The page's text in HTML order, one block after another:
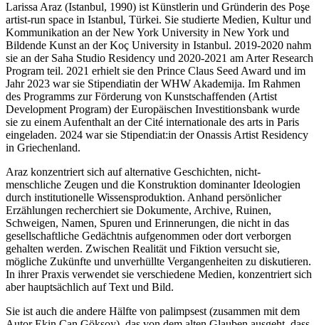
Larissa Araz (Istanbul, 1990) ist Künstlerin und Gründerin des Poşe
artist-run space in Istanbul, Türkei. Sie studierte Medien, Kultur und
Kommunikation an der New York University in New York und
Bildende Kunst an der Koç University in Istanbul. 2019-2020 nahm
sie an der Saha Studio Residency und 2020-2021 am Arter Research
Program teil. 2021 erhielt sie den Prince Claus Seed Award und im
Jahr 2023 war sie Stipendiatin der WHW Akademija. Im Rahmen
des Programms zur Förderung von Kunstschaffenden (Artist
Development Program) der Europäischen Investitionsbank wurde
sie zu einem Aufenthalt an der Cité internationale des arts in Paris
eingeladen. 2024 war sie Stipendiat:in der Onassis Artist Residency
in Griechenland.
Araz konzentriert sich auf alternative Geschichten, nicht-
menschliche Zeugen und die Konstruktion dominanter Ideologien
durch institutionelle Wissensproduktion. Anhand persönlicher
Erzählungen recherchiert sie Dokumente, Archive, Ruinen,
Schweigen, Namen, Spuren und Erinnerungen, die nicht in das
gesellschaftliche Gedächtnis aufgenommen oder dort verborgen
gehalten werden. Zwischen Realität und Fiktion versucht sie,
mögliche Zukünfte und unverhüllte Vergangenheiten zu diskutieren.
In ihrer Praxis verwendet sie verschiedene Medien, konzentriert sich
aber hauptsächlich auf Text und Bild.
Sie ist auch die andere Hälfte von palimpsest (zusammen mit dem